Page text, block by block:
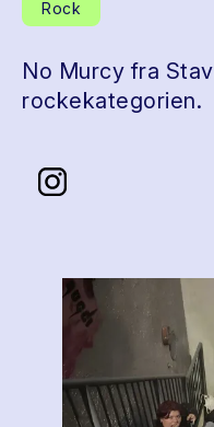
Rock
No Murcy fra
rockekategorien.